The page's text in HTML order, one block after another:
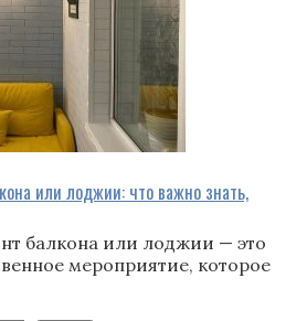
или лоджии: что важно знать,
балкона или лоджии — это
мероприятие, которое